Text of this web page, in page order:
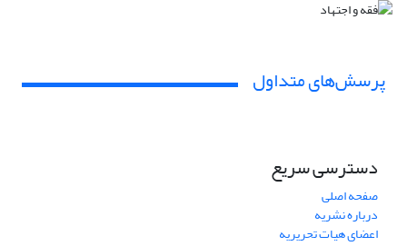
پرسش‌های متداول
دسترسی سریع
صفحه اصلی
درباره نشریه
اعضای هیات تحریریه